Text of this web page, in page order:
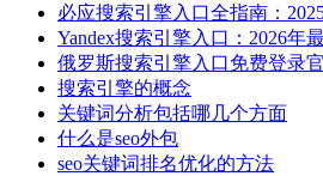
必应搜索引擎入口全指南：
Yandex搜索引擎入口：2026年
俄罗斯搜索引擎入口免费登录
搜索引擎的概念
关键词分析包括哪几个方面
什么是seo外包
seo关键词排名优化的方法